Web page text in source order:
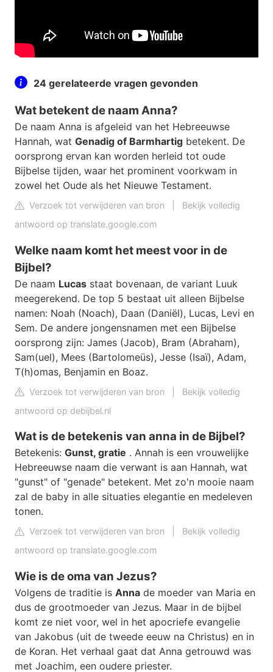
24 gerelateerde vragen gevonden
Wat betekent de naam Anna?
De naam Anna is afgeleid van het Hebreeuwse
Hannah, wat Genadig of Barmhartig betekent. De
oorsprong ervan kan worden herleid tot oude
Bijbelse tijden, waar het prominent voorkwam in
zowel het Oude als het Nieuwe Testament.
Verzoek tot verwijderen van bron
Bekijk volledig
antwoord op translate.google.com
Welke naam komt het meest voor in de
Bijbel?
De naam Lucas staat bovenaan, de variant Luuk
meegerekend. De top 5 bestaat uit alleen Bijbelse
namen: Noah (Noach), Daan (Daniël), Lucas, Levi en
Sem. De andere jongensnamen met een Bijbelse
oorsprong zijn: James (Jacob), Bram (Abraham),
Sam(uel), Mees (Bartolomeüs), Jesse (Isaï), Adam,
T(h)omas, Benjamin en Boaz.
Verzoek tot verwijderen van bron
Bekijk volledig
antwoord op debijbel.nl
Wat is de betekenis van anna in de Bijbel?
Betekenis: Gunst, gratie . Annah is een vrouwelijke
Hebreeuwse naam die verwant is aan Hannah, wat
"gunst" of "genade" betekent. Met zo'n mooie naam
zal de baby in alle situaties elegantie en medeleven
tonen.
Verzoek tot verwijderen van bron
Bekijk volledig
antwoord op translate.google.com
Wie is de oma van Jezus?
Volgens de traditie is Anna de moeder van Maria en
dus de grootmoeder van Jezus. Maar in de bijbel
komt ze niet voor, wel in het apocriefe evangelie
van Jakobus (uit de tweede eeuw na Christus) en in
de Koran. Het verhaal gaat dat Anna getrouwd was
met Joachim, een oudere priester.